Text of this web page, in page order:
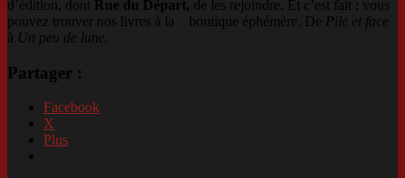
d’édition, dont Rue du Départ, de les rejoindre. Et c’est fait : vous
pouvez trouver nos livres à la
boutique éphémère. De Pile et face
à Un peu de lune.
Partager :
Facebook
X
Plus